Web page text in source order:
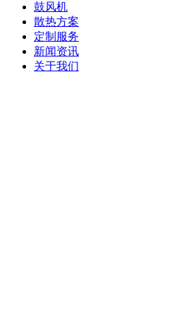
鼓风机
散热方案
定制服务
新闻资讯
关于我们